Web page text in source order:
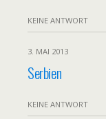
KEINE ANTWORT
3. MAI 2013
Serbien
KEINE ANTWORT